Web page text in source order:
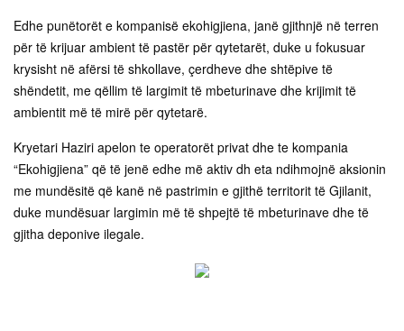
Edhe punëtorët e kompanisë ekohigjiena, janë gjithnjë në terren
për të krijuar ambient të pastër për qytetarët, duke u fokusuar
krysisht në afërsi të shkollave, çerdheve dhe shtëpive të
shëndetit, me qëllim të largimit të mbeturinave dhe krijimit të
ambientit më të mirë për qytetarë.
Kryetari Haziri apelon te operatorët privat dhe te kompania
“Ekohigjiena” që të jenë edhe më aktiv dh eta ndihmojnë aksionin
me mundësitë që kanë në pastrimin e gjithë territorit të Gjilanit,
duke mundësuar largimin më të shpejtë të mbeturinave dhe të
gjitha deponive ilegale.